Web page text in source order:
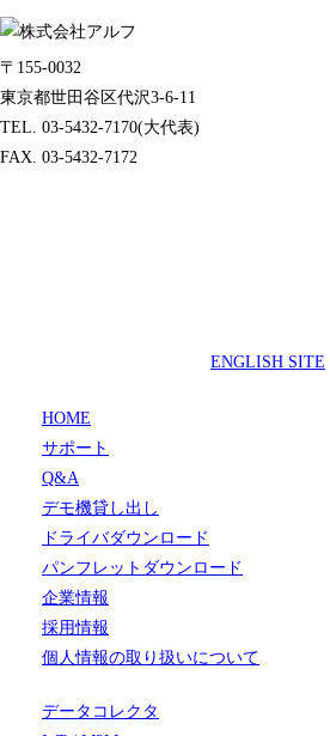
〒155-0032
東京都世田谷区代沢3-6-11
TEL. 03-5432-7170(大代表)
FAX. 03-5432-7172
ENGLISH SITE
HOME
サポート
Q&A
デモ機貸し出し
ドライバダウンロード
パンフレットダウンロード
企業情報
採用情報
個人情報の取り扱いについて
データコレクタ